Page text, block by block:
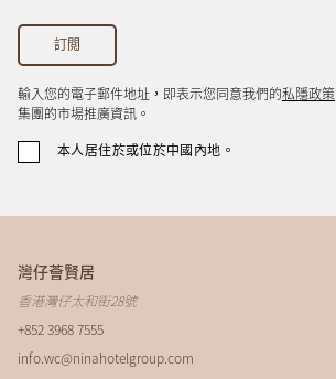
輸入您的電子郵件地址，即表示您同意我們的私隱政策
集團的市場推廣資訊。
本人居住於或位於中國內地。
灣仔薈賢居
香港灣仔太和街28號
+852 3968 7555
info.wc@ninahotelgroup.com